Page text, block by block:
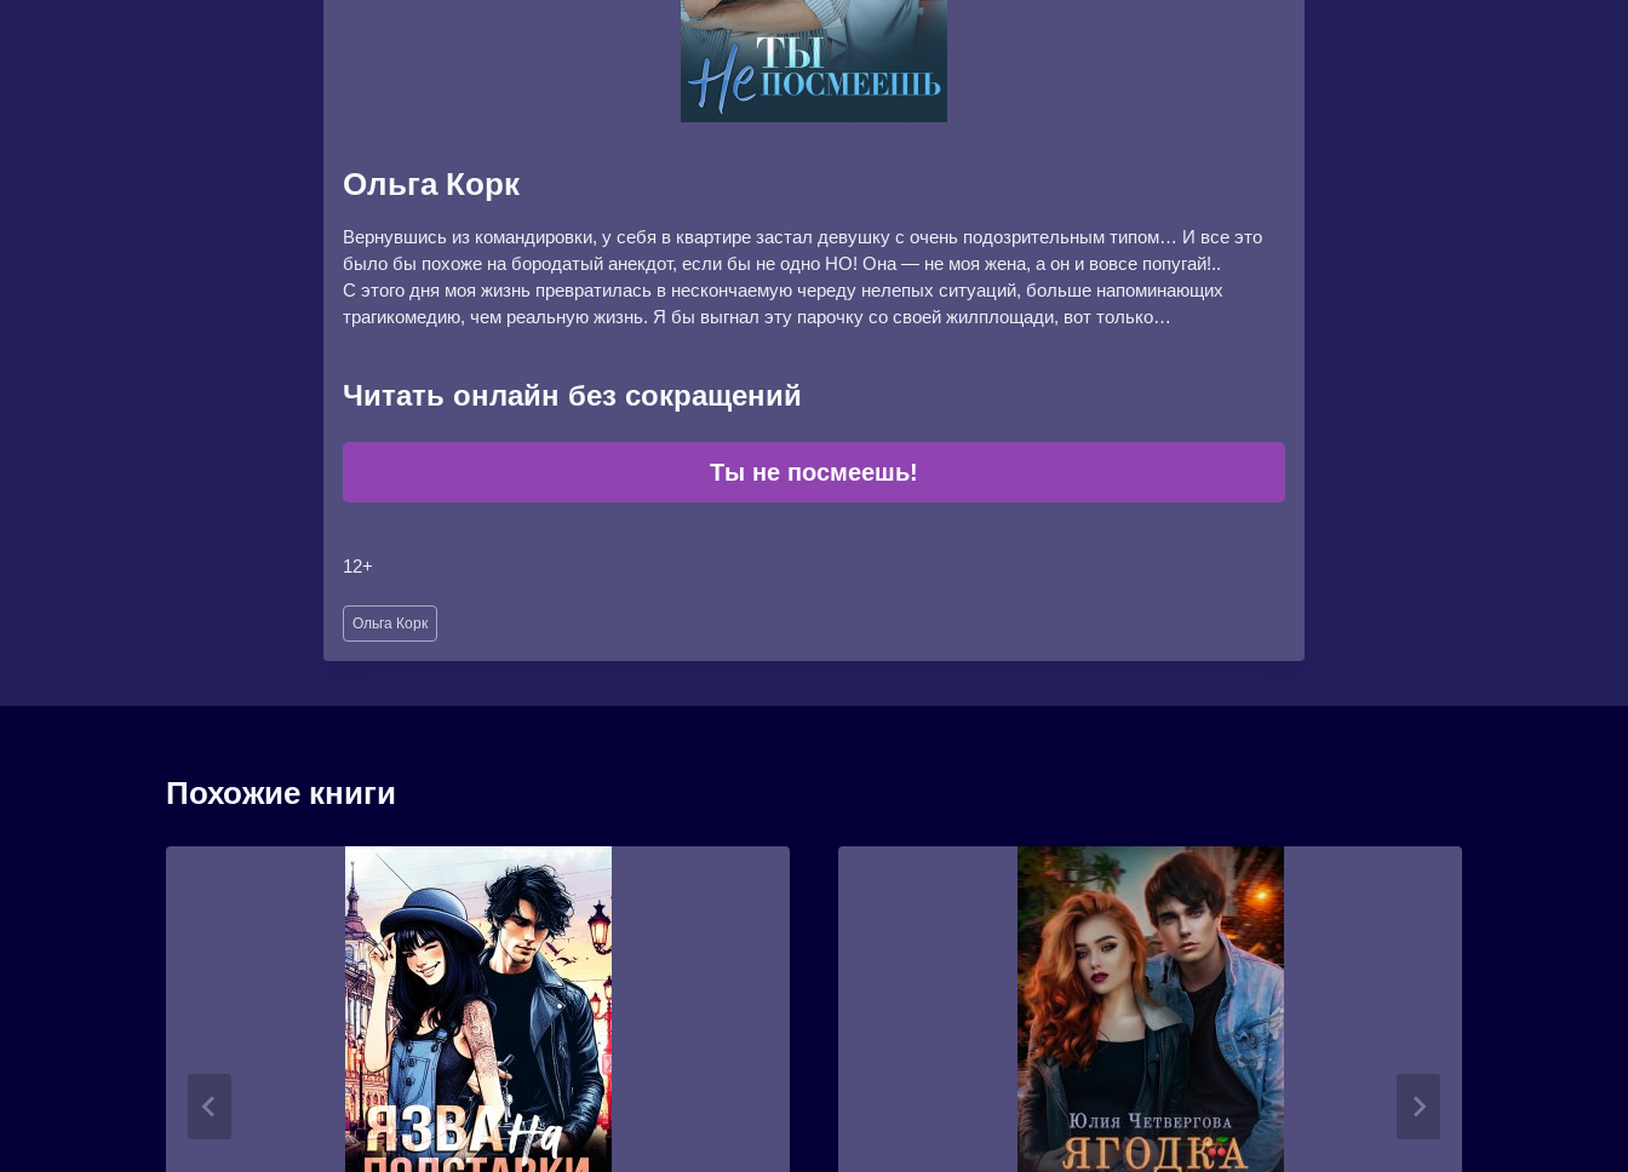
Ольга Корк
Вернувшись из командировки, у себя в квартире застал девушку с очень подозрительным типом… И все это
было бы похоже на бородатый анекдот, если бы не одно НО! Она — не моя жена, а он и вовсе попугай!..
С этого дня моя жизнь превратилась в нескончаемую череду нелепых ситуаций, больше напоминающих
трагикомедию, чем реальную жизнь. Я бы выгнал эту парочку со своей жилплощади, вот только…
Читать онлайн без сокращений
Ты не посмеешь!
12+
Метки
записи:
Ольга Корк
Похожие книги